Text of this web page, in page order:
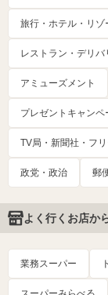
旅行・ホテル・リゾ
レストラン・デリバ
アミューズメント
プレゼントキャンペ
TV局・新聞社・フ
政党・政治 郵
よく行くお店か
業務スーパー